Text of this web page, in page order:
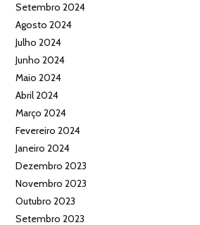
Setembro 2024
Agosto 2024
Julho 2024
Junho 2024
Maio 2024
Abril 2024
Março 2024
Fevereiro 2024
Janeiro 2024
Dezembro 2023
Novembro 2023
Outubro 2023
Setembro 2023